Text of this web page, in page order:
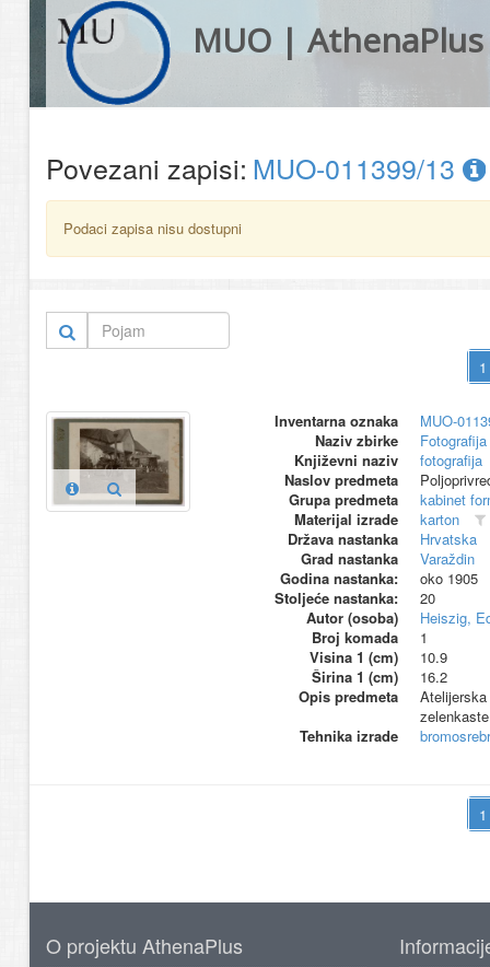
MUO | AthenaPlus
Povezani zapisi: MUO-011399/13
Podaci zapisa nisu dostupni
Inventarna oznaka
MUO-
Naziv zbirke
Književni naziv
fotografija
Naslov predmeta
Grupa predmeta
kabinet
Materijal izrade
karton
Država nastanka
Hrvatska
Grad nastanka
Varaždin
Godina nastanka:
oko 1905
Stoljeće nastanka:
20
Autor (osoba)
Heiszig,
Broj komada
1
Visina 1 (cm)
10.9
Širina 1 (cm)
16.2
Opis predmeta
Tehnika izrade
O projektu AthenaPlus